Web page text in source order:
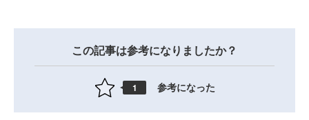
この記事は参考になりましたか？
1 参考になった